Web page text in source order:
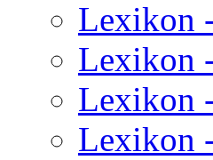
Lexikon
Lexikon
Lexikon
Lexikon